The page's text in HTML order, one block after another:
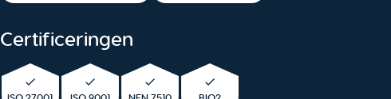
Certificeringen